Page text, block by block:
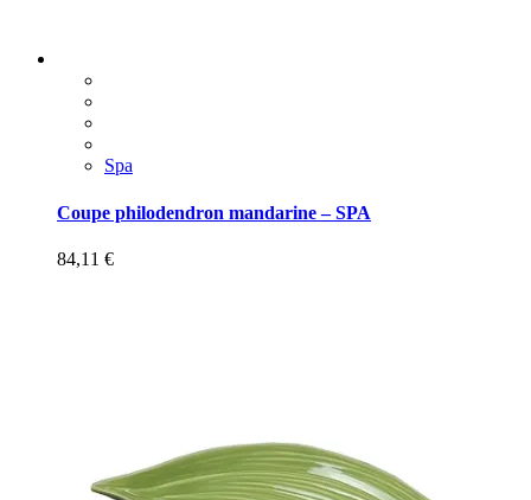
Spa
Coupe philodendron mandarine – SPA
84,11 €